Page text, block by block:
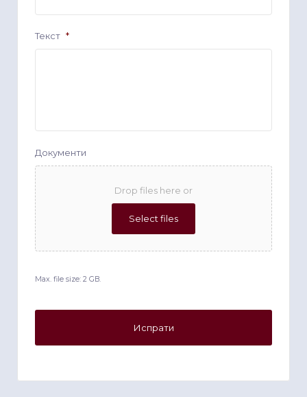
Текст *
Документи
Drop files here or
Select files
Max. file size: 2 GB.